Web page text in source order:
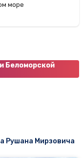
море
Беломорской
Рушана Мирзовича